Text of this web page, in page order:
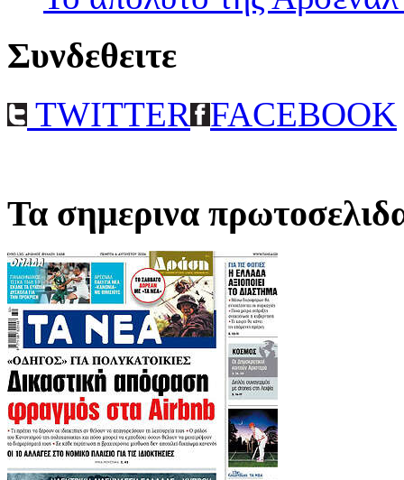
Συνδεθειτε
TWITTER FACEBOOK
Τα σημερινα